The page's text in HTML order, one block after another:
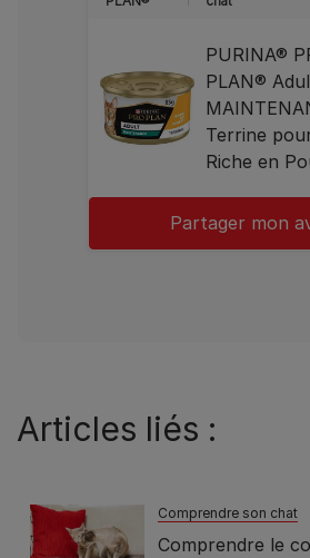
PURINA®
PLAN®
Terrine
Riche en
Partager mon
Articles liés :
Comprendre son chat
Comprendre le